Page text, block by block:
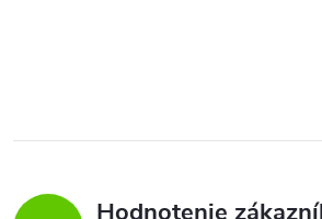
Hodnotenie